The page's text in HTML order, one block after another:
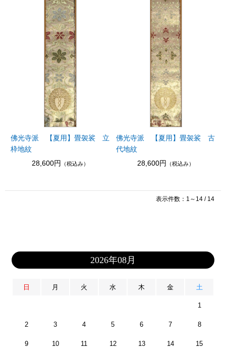
佛光寺派 【夏用】畳袈裟 立
枠地紋
28,600円
（税込み）
佛光寺派 【夏用】畳袈裟 古
代地紋
28,600円
（税込み）
表示件数：1～14 / 14
2026年08月
日 月 火 水 木 金 土
1
2 3 4 5 6 7 8
9 10 11 12 13 14 15